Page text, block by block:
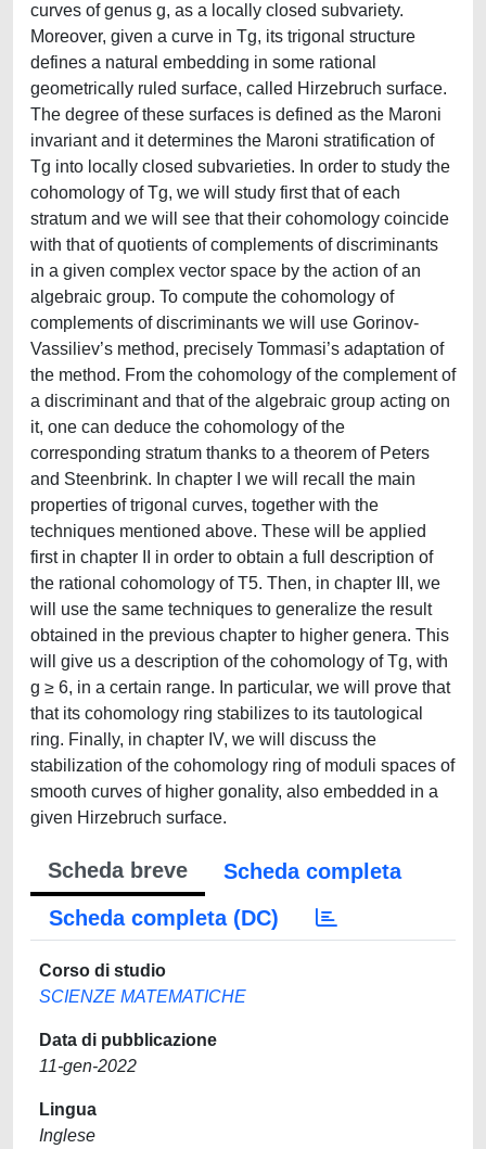
curves of genus g, as a locally closed subvariety.
Moreover, given a curve in Tg, its trigonal structure
defines a natural embedding in some rational
geometrically ruled surface, called Hirzebruch surface.
The degree of these surfaces is defined as the Maroni
invariant and it determines the Maroni stratification of
Tg into locally closed subvarieties. In order to study the
cohomology of Tg, we will study first that of each
stratum and we will see that their cohomology coincide
with that of quotients of complements of discriminants
in a given complex vector space by the action of an
algebraic group. To compute the cohomology of
complements of discriminants we will use Gorinov-
Vassiliev’s method, precisely Tommasi’s adaptation of
the method. From the cohomology of the complement of
a discriminant and that of the algebraic group acting on
it, one can deduce the cohomology of the
corresponding stratum thanks to a theorem of Peters
and Steenbrink. In chapter I we will recall the main
properties of trigonal curves, together with the
techniques mentioned above. These will be applied
first in chapter II in order to obtain a full description of
the rational cohomology of T5. Then, in chapter III, we
will use the same techniques to generalize the result
obtained in the previous chapter to higher genera. This
will give us a description of the cohomology of Tg, with
g ≥ 6, in a certain range. In particular, we will prove that
that its cohomology ring stabilizes to its tautological
ring. Finally, in chapter IV, we will discuss the
stabilization of the cohomology ring of moduli spaces of
smooth curves of higher gonality, also embedded in a
given Hirzebruch surface.
Scheda breve
Scheda completa
Scheda completa (DC)
Corso di studio
SCIENZE MATEMATICHE
Data di pubblicazione
11-gen-2022
Lingua
Inglese